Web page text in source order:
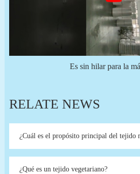
Es sin hilar para la
RELATE NEWS
¿Cuál es el propósito principal del tejido
¿Qué es un tejido vegetariano?